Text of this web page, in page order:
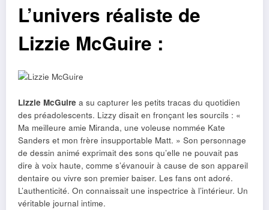
L’univers réaliste de
Lizzie McGuire :
Lizzie McGuire a su capturer les petits tracas du quotidien
des préadolescents. Lizzy disait en fronçant les sourcils : «
Ma meilleure amie Miranda, une voleuse nommée Kate
Sanders et mon frère insupportable Matt. » Son personnage
de dessin animé exprimait des sons qu’elle ne pouvait pas
dire à voix haute, comme s’évanouir à cause de son appareil
dentaire ou vivre son premier baiser. Les fans ont adoré.
L’authenticité. On connaissait une inspectrice à l’intérieur. Un
véritable journal intime.